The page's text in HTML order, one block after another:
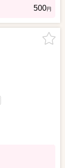
500円